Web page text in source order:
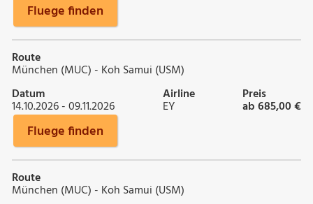
Fluege finden
Route
München (MUC) - Koh Samui (USM)
Datum
14.10.2026 - 09.11.2026
Airline
EY
Preis
ab 685,00 €
Fluege finden
Route
München (MUC) - Koh Samui (USM)